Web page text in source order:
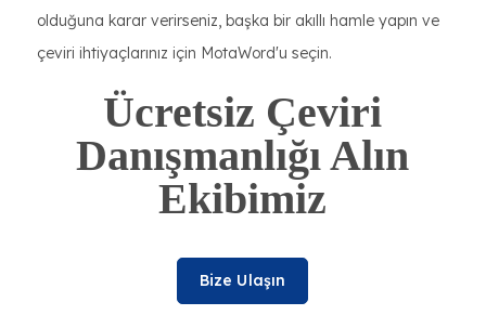
olduğuna karar verirseniz, başka bir akıllı hamle yapın ve
çeviri ihtiyaçlarınız için MotaWord'u seçin.
Ücretsiz Çeviri
Danışmanlığı Alın
Ekibimiz
Bize Ulaşın